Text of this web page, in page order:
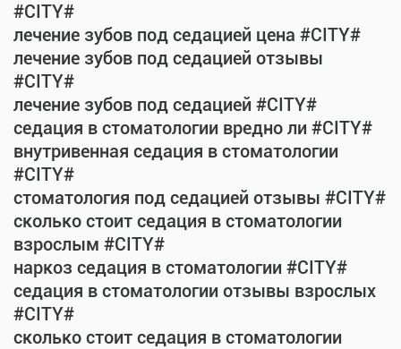
#CITY#
лечение зубов под седацией цена #CITY#
лечение зубов под седацией отзывы
#CITY#
лечение зубов под седацией #CITY#
седация в стоматологии вредно ли #CITY#
внутривенная седация в стоматологии
#CITY#
стоматология под седацией отзывы #CITY#
сколько стоит седация в стоматологии
взрослым #CITY#
наркоз седация в стоматологии #CITY#
седация в стоматологии отзывы взрослых
#CITY#
сколько стоит седация в стоматологии